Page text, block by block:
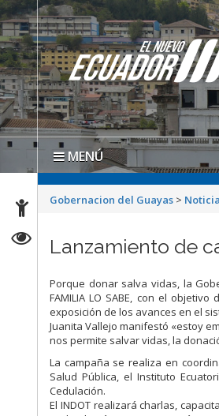
MENÚ
Gobernacion del Guayas >
Lanzamiento de
Porque donar salva vidas, la
FAMILIA LO SABE, con el
exposición de los avances en el
Juanita Vallejo manifestó «estoy
nos permite salvar vidas, la
La campaña se realiza en
Salud Pública, el Instituto
Cedulación.
El INDOT realizará charlas,